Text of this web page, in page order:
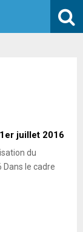
juillet 2016
du
le cadre